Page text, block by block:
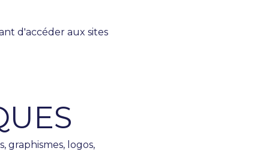
d'accéder aux sites
graphismes, logos,